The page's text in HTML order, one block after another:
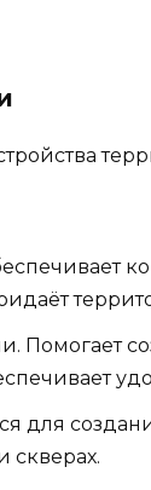
для
скверах.